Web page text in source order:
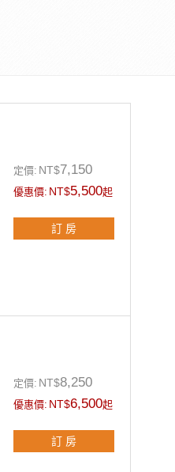
定價: NT$7,150
優惠價: NT$5,500起
訂 房
定價: NT$8,250
優惠價: NT$6,500起
訂 房